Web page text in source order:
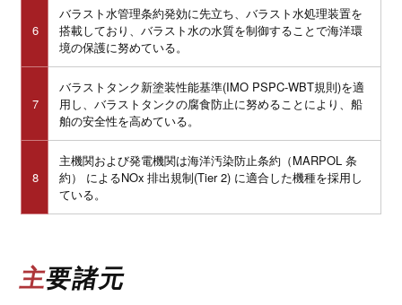
6
バラスト水管理条約発効に先立ち、バラスト水処理装置を
搭載しており、バラスト水の水質を制御することで海洋環
境の保護に努めている。
7
バラストタンク新塗装性能基準(IMO PSPC-WBT規則)を適
用し、バラストタンクの腐食防止に努めることにより、船
舶の安全性を高めている。
8
主機関および発電機関は海洋汚染防止条約（MARPOL 条
約） によるNOx 排出規制(Tier 2) に適合した機種を採用し
ている。
主要諸元